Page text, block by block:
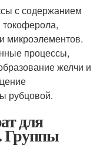
с содержанием
токоферола,
микроэлементов.
процессы,
желчи и
рубцовой.
для
Группы